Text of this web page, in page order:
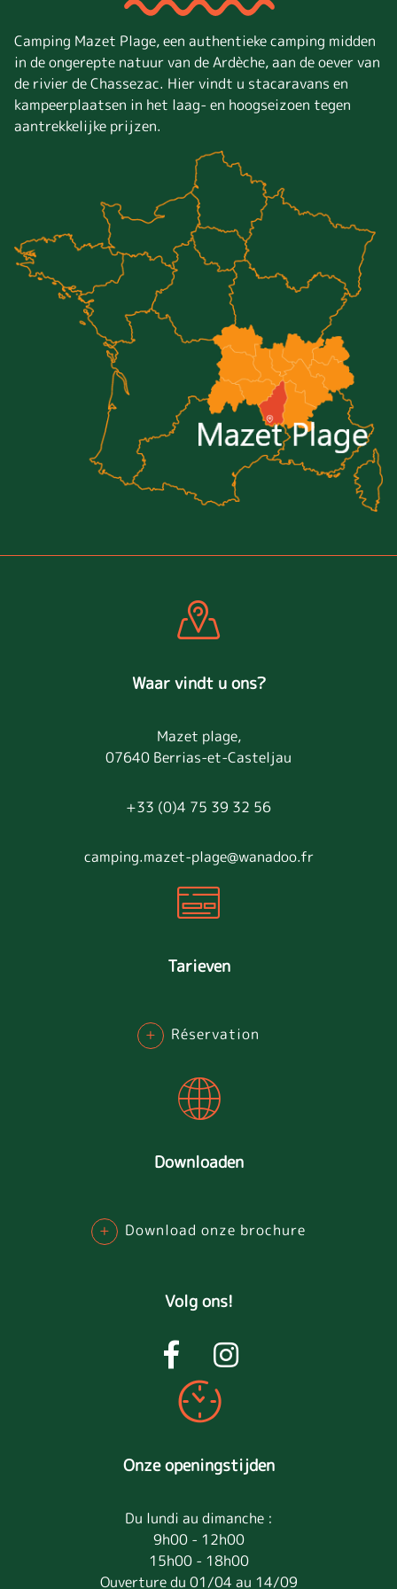
Camping Mazet Plage, een authentieke camping midden
in de ongerepte natuur van de Ardèche, aan de oever van
de rivier de Chassezac. Hier vindt u stacaravans en
kampeerplaatsen in het laag- en hoogseizoen tegen
aantrekkelijke prijzen.
Waar vindt u ons?
Mazet plage,
07640 Berrias-et-Casteljau
+33 (0)4 75 39 32 56
camping.mazet-plage@wanadoo.fr
Tarieven
+ Réservation
Downloaden
+ Download onze brochure
Volg ons!
Onze openingstijden
Du lundi au dimanche :
9h00 - 12h00
15h00 - 18h00
Ouverture du 01/04 au 14/09